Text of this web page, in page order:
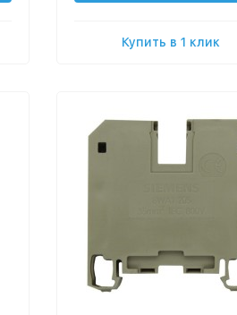
Купить в 1 клик